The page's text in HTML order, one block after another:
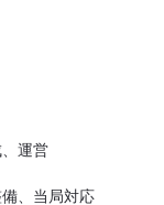
運営
、当局対応